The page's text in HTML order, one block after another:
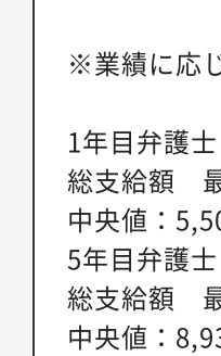
※業績に応
1年目弁護士
総支給額
中央値：
5年目弁護士
総支給額
中央値：